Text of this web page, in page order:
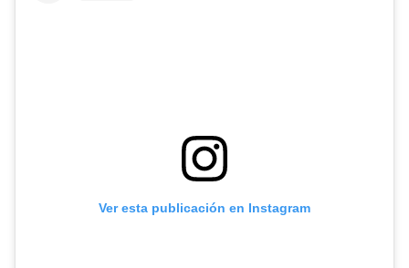
Ver esta publicación en Instagram